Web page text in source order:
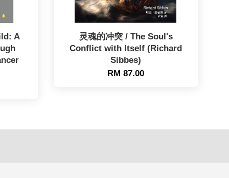
A
灵魂的冲突 / The Soul's
Conflict with Itself (Richard
Sibbes)
RM 87.00